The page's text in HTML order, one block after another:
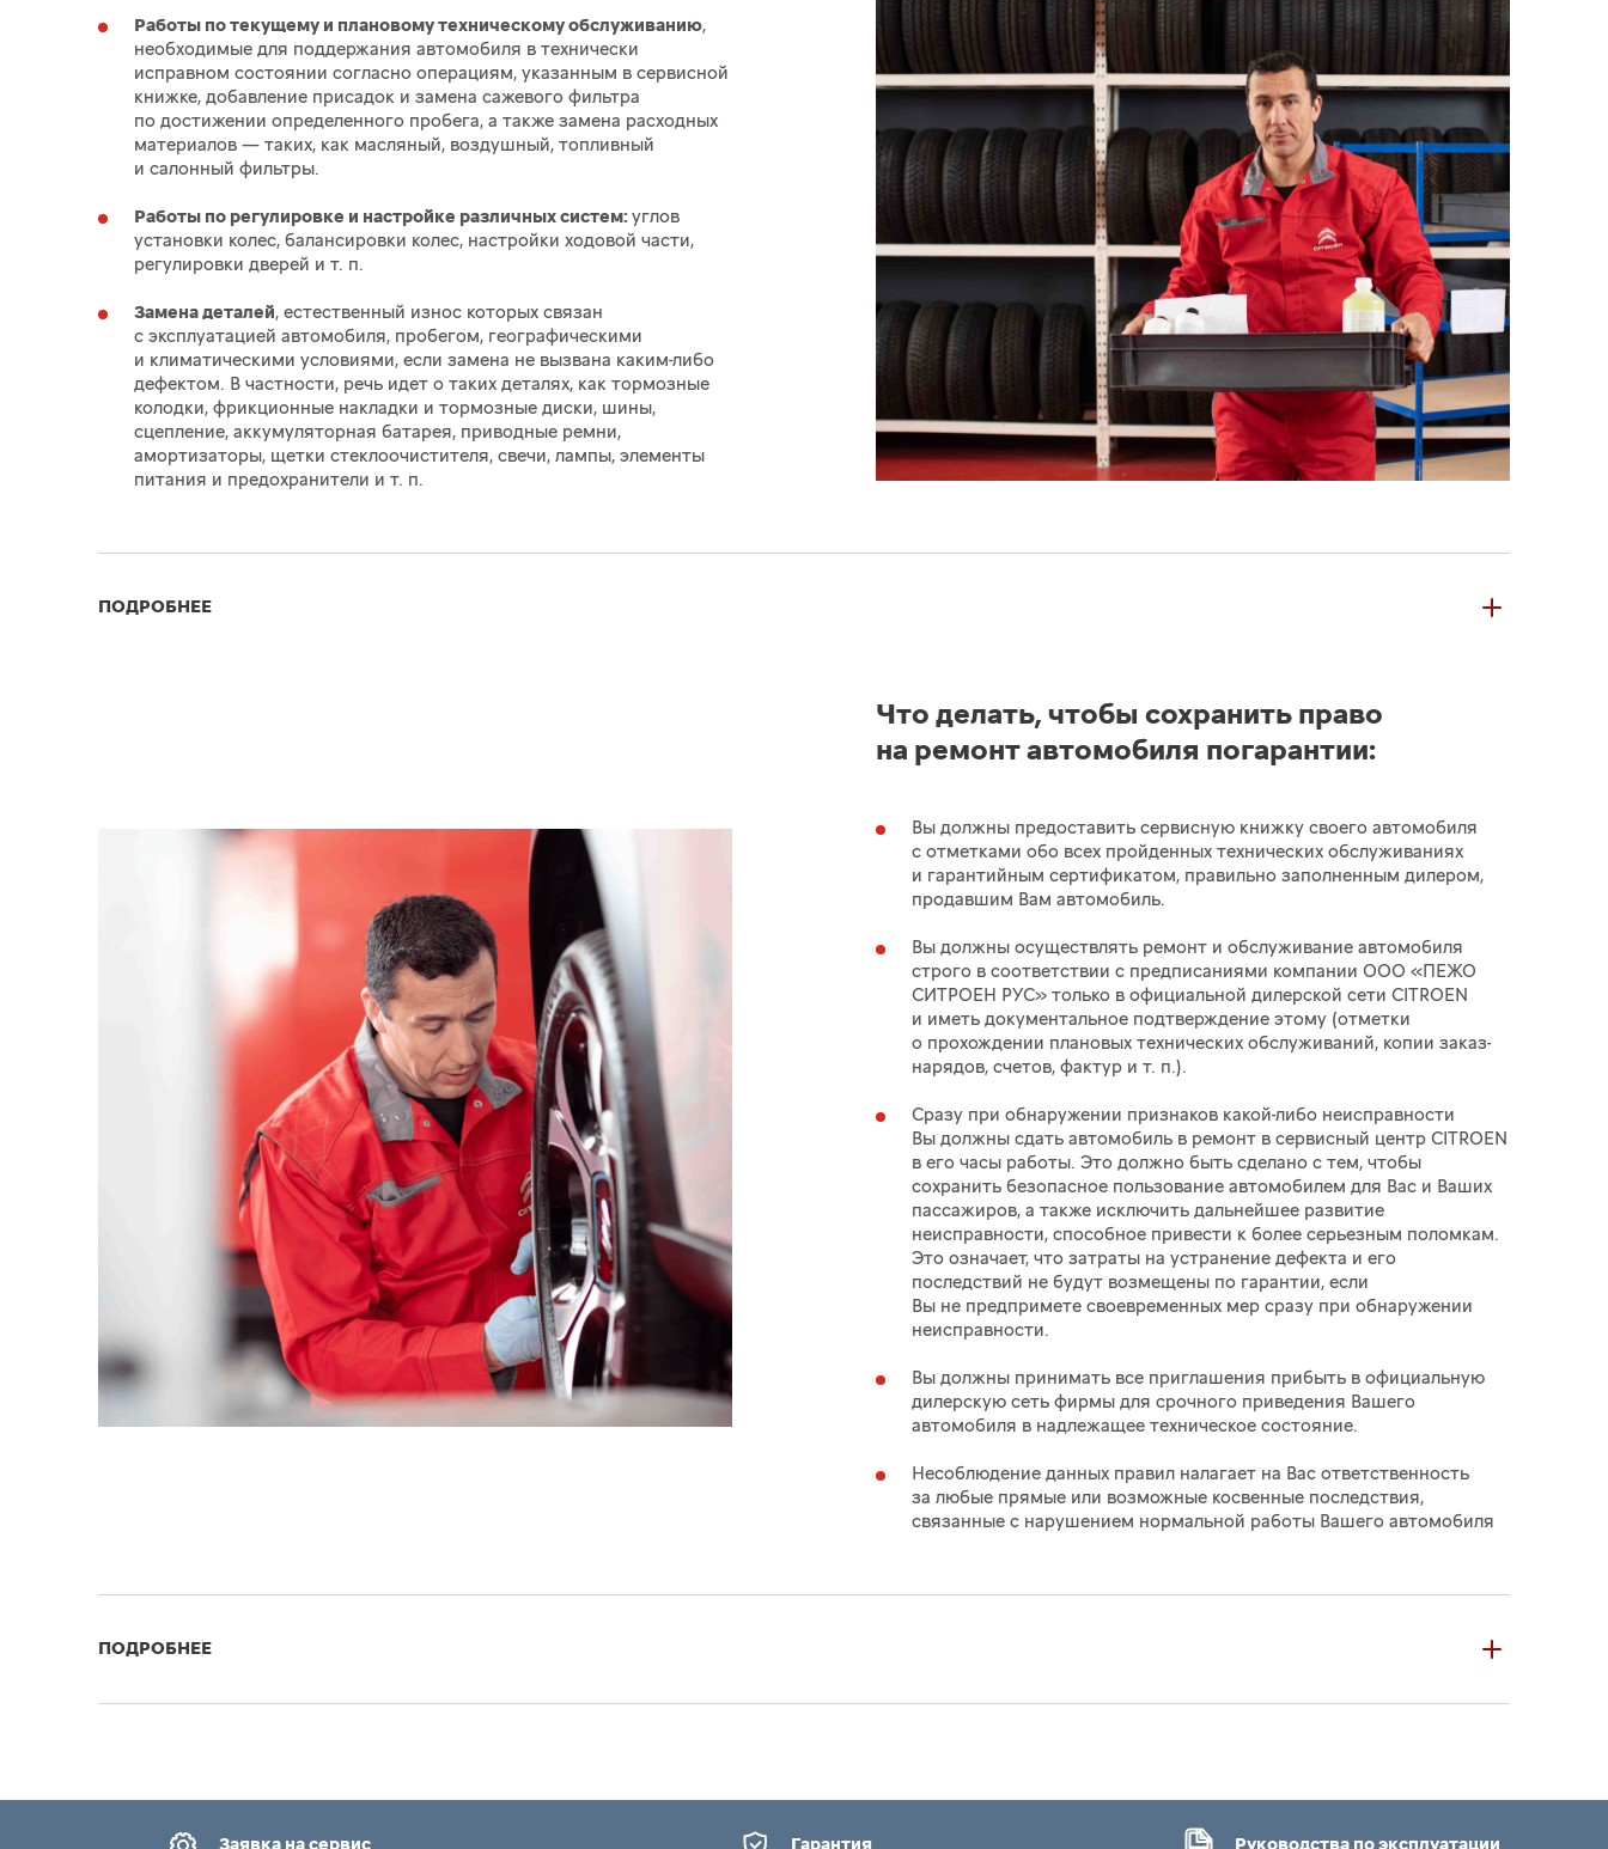
Работы по текущему и плановому техническому обслуживанию,
необходимые для поддержания автомобиля в технически
исправном состоянии согласно операциям, указанным в сервисной
книжке, добавление присадок и замена сажевого фильтра
по достижении определенного пробега, а также замена расходных
материалов — таких, как масляный, воздушный, топливный
и салонный фильтры.
Работы по регулировке и настройке различных систем: углов
установки колес, балансировки колес, настройки ходовой части,
регулировки дверей и т. п.
Замена деталей, естественный износ которых связан
с эксплуатацией автомобиля, пробегом, географическими
и климатическими условиями, если замена не вызвана каким-либо
дефектом. В частности, речь идет о таких деталях, как тормозные
колодки, фрикционные накладки и тормозные диски, шины,
сцепление, аккумуляторная батарея, приводные ремни,
амортизаторы, щетки стеклоочистителя, свечи, лампы, элементы
питания и предохранители и т. п.
ПОДРОБНЕЕ
Что делать, чтобы сохранить право
на ремонт автомобиля погарантии:
Вы должны предоставить сервисную книжку своего автомобиля
с отметками обо всех пройденных технических обслуживаниях
и гарантийным сертификатом, правильно заполненным дилером,
продавшим Вам автомобиль.
Вы должны осуществлять ремонт и обслуживание автомобиля
строго в соответствии с предписаниями компании ООО «ПЕЖО
СИТРОЕН РУС» только в официальной дилерской сети CITROEN
и иметь документальное подтверждение этому (отметки
о прохождении плановых технических обслуживаний, копии заказ-
нарядов, счетов, фактур и т. п.).
Сразу при обнаружении признаков какой-либо неисправности
Вы должны сдать автомобиль в ремонт в сервисный центр CITROEN
в его часы работы. Это должно быть сделано с тем, чтобы
сохранить безопасное пользование автомобилем для Вас и Ваших
пассажиров, а также исключить дальнейшее развитие
неисправности, способное привести к более серьезным поломкам.
Это означает, что затраты на устранение дефекта и его
последствий не будут возмещены по гарантии, если
Вы не предпримете своевременных мер сразу при обнаружении
неисправности.
Вы должны принимать все приглашения прибыть в официальную
дилерскую сеть фирмы для срочного приведения Вашего
автомобиля в надлежащее техническое состояние.
Несоблюдение данных правил налагает на Вас ответственность
за любые прямые или возможные косвенные последствия,
связанные с нарушением нормальной работы Вашего автомобиля
ПОДРОБНЕЕ
Заявка на сервис Гарантия Руководства по эксплуатации